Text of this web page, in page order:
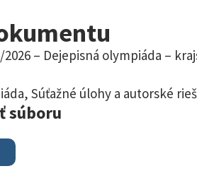
– Dejepisná olympiáda –
, Súťažné úlohy a autorské
súboru